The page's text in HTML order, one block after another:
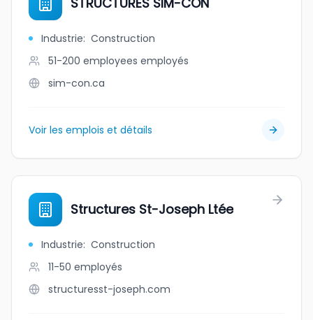
Industrie: Construction
51-200 employees employés
sim-con.ca
Voir les emplois et détails
Structures St-Joseph Ltée
Industrie: Construction
11-50 employés
structuresst-joseph.com